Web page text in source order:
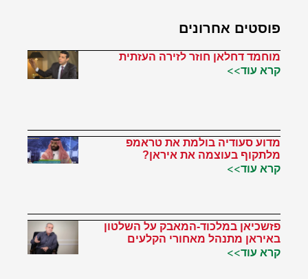
פוסטים אחרונים
מוחמד דחלאן חוזר לזירה העזתית
קרא עוד>>
מדוע סעודיה בולמת את טראמפ
מלתקוף בעוצמה את איראן?
קרא עוד>>
פזשכיאן במלכוד-המאבק על השלטון
באיראן מתנהל מאחורי הקלעים
קרא עוד>>